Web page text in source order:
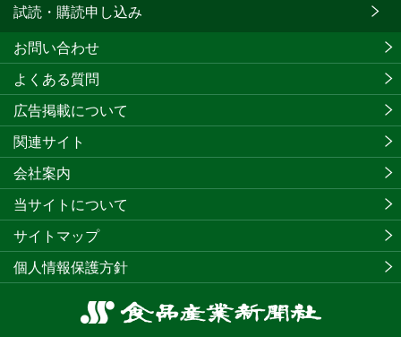
試読・購読申し込み
食
お問い合わせ
よくある質問
広告掲載について
関連サイト
会社案内
当サイトについて
サイトマップ
個人情報保護方針